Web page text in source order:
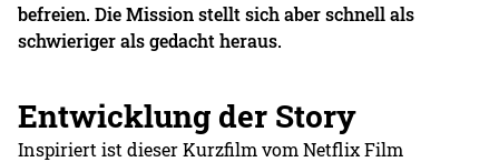
befreien. Die Mission stellt sich aber schnell als
schwieriger als gedacht heraus.
Entwicklung der Story
Inspiriert ist dieser Kurzfilm vom Netflix Film